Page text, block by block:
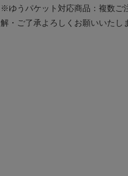
※ゆうパケット対応商品：複数ご
解・ご了承よろしくお願いいたし